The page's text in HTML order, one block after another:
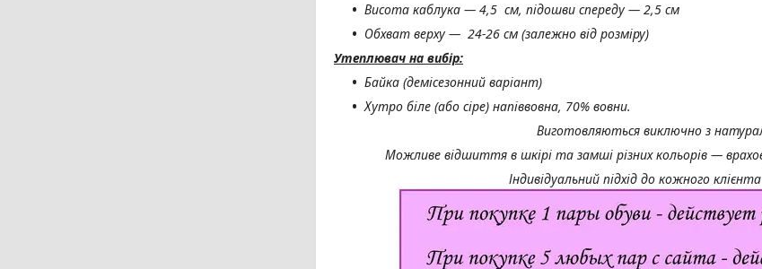
Висота каблука — 4,5 см, підошви спереду — 2,5 см
Обхват верху — 24-26 см (залежно від розміру)
Утеплювач на вибір:
Байка (демісезонний варіант)
Хутро біле (або сіре) напіввовна, 70% вовни.
Виготовляються виключно з
Можливе відшиття в шкірі та замші різних кольорів —
Індивідуальний підхід до кожного